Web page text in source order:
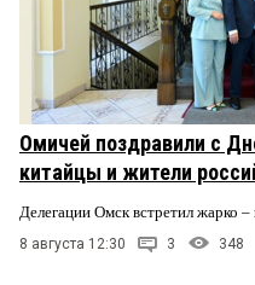
Омичей поздравили с
китайцы и жители
Делегации Омск встретил жарко
8 августа 12:30 3 348